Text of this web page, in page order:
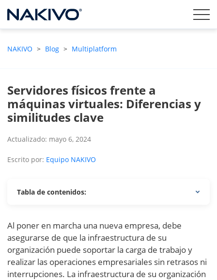
NAKIVO > Blog > Multiplatform
Servidores físicos frente a
máquinas virtuales: Diferencias y
similitudes clave
Actualizado: mayo 6, 2024
Escrito por: Equipo NAKIVO
Tabla de contenidos:
Al poner en marcha una nueva empresa, debe
asegurarse de que la infraestructura de su
organización puede soportar la carga de trabajo y
realizar las operaciones empresariales sin retrasos ni
interrupciones. La infraestructura de su organización